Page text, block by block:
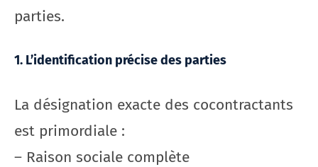
parties.
1. L’identification précise des parties
La désignation exacte des cocontractants
est primordiale :
– Raison sociale complète